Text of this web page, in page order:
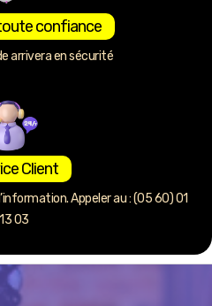
confiance
arrivera en sécurité
Client
Appeler au : (05 60) 01
13 03